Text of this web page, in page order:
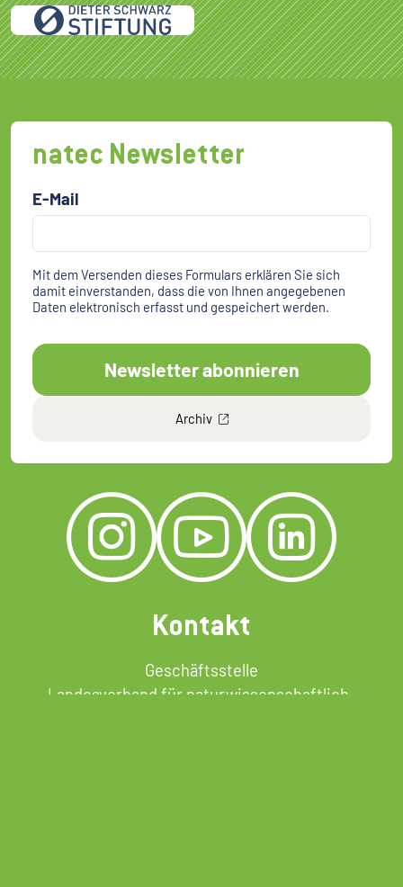
natec Newsletter
E-Mail
Mit dem Versenden dieses Formulars erklären Sie sich
damit einverstanden, dass die von Ihnen angegebenen
Daten elektronisch erfasst und gespeichert werden.
Newsletter abonnieren
Archiv
Kontakt
Geschäftsstelle
Landesverband für naturwissenschaftlich-